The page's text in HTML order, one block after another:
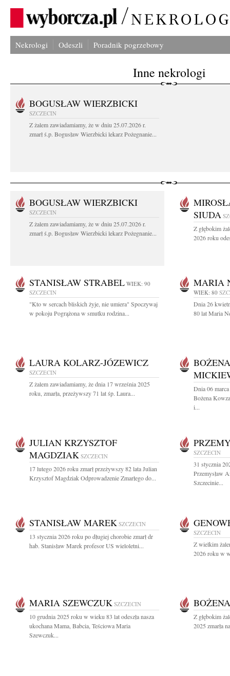
Nekrologi Odeszli Poradnik pogrzebowy
Inne nekrologi
BOGUSŁAW WIERZBICKI
SZCZECIN
Z żalem zawiadamiamy, że w dniu 25.07.2026 r.
zmarł ś.p. Bogusław Wierzbicki lekarz Pożegnanie...
BOGUSŁAW WIERZBICKI
SZCZECIN
Z żalem zawiadamiamy, że w dniu 25.07.2026 r.
zmarł ś.p. Bogusław Wierzbicki lekarz Pożegnanie...
SIUDA
Z głębokim
2026 roku
STANISŁAW STRABEL WIEK: 90
SZCZECIN
"Kto w sercach bliskich żyje, nie umiera" Spoczywaj
w pokoju Pogrążona w smutku rodzina...
MARIA
WIEK: 80
Dnia 26
80 lat Maria
LAURA KOLARZ-JÓZEWICZ
SZCZECIN
Z żalem zawiadamiamy, że dnia 17 września 2025
roku, zmarła, przeżywszy 71 lat śp. Laura...
Dnia 06
Bożena
i...
JULIAN KRZYSZTOF
MAGDZIAK SZCZECIN
17 lutego 2026 roku zmarł przeżywszy 82 lata Julian
Krzysztof Magdziak Odprowadzenie Zmarłego do...
SZCZECIN
31 stycznia
Przemysław
Szczecinie...
STANISŁAW MAREK SZCZECIN
13 stycznia 2026 roku po długiej chorobie zmarł dr
hab. Stanisław Marek profesor US wieloletni...
SZCZECIN
Z wielkim
2026 roku w
MARIA SZEWCZUK SZCZECIN
10 grudnia 2025 roku w wieku 83 lat odeszła nasza
ukochana Mama, Babcia, Teściowa Maria
Szewczuk...
Z głębokim
2025 zmarła